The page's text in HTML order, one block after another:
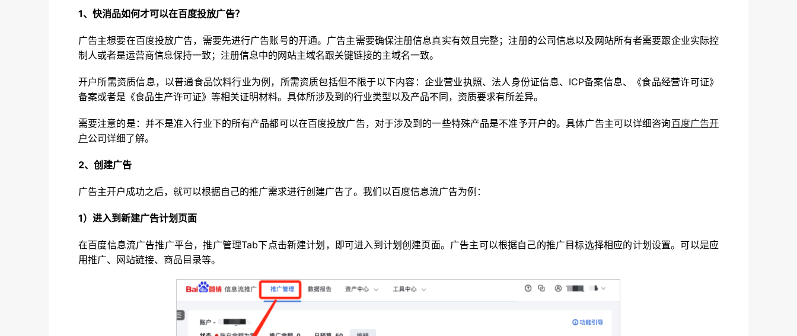
1、快消品如何才可以在百度投放广告？
广告主想要在百度投放广告，需要先进行广告账号的开通。广告主需要确保注册信息真实有效且完整；注册的公司信息以及网站所有者需要跟企业实际控
制人或者是运营商信息保持一致；注册信息中的网站主域名跟关键链接的主域名一致。
开户所需资质信息，以普通食品饮料行业为例，所需资质包括但不限于以下内容：企业营业执照、法人身份证信息、ICP备案信息、《食品经营许可证》
备案或者是《食品生产许可证》等相关证明材料。具体所涉及到的行业类型以及产品不同，资质要求有所差异。
需要注意的是：并不是准入行业下的所有产品都可以在百度投放广告，对于涉及到的一些特殊产品是不准予开户的。具体广告主可以详细咨询百度广告开
户公司详细了解。
2、创建广告
广告主开户成功之后，就可以根据自己的推广需求进行创建广告了。我们以百度信息流广告为例：
1）进入到新建广告计划页面
在百度信息流广告推广平台，推广管理Tab下点击新建计划，即可进入到计划创建页面。广告主可以根据自己的推广目标选择相应的计划设置。可以是应
用推广、网站链接、商品目录等。